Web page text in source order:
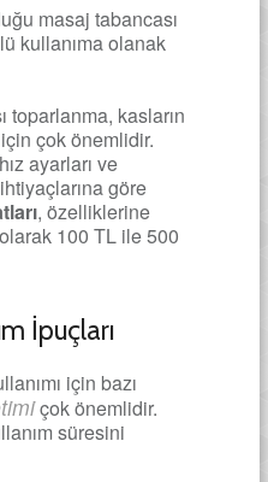
masaj tabancası
kullanıma olanak
toparlanma, kasların
çok önemlidir.
ayarları ve
göre
, özelliklerine
100 TL ile 500
İpuçları
için bazı
çok önemlidir.
süresini